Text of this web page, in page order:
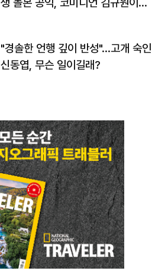
"경솔한 언행 깊이 반성"…고개 숙인
신동엽, 무슨 일이길래?